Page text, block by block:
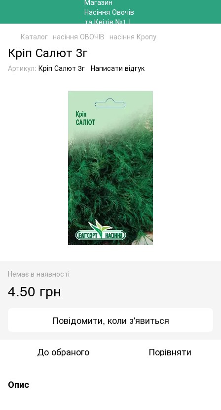
Каталог насіння ОВОЧІВ насіння Кропу
Кріп Салют 3г
Артикул: Кріп Салют 3г Написати відгук
Немає в наявності
4.50 грн
Повідомити, коли з'явиться
До обраного Порівняти
Опис